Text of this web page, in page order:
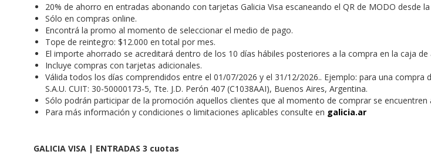
20% de ahorro en entradas abonando con tarjetas Galicia Visa escaneando el QR de MODO desde
Sólo en compras online.
Encontrá la promo al momento de seleccionar el medio de pago.
Tope de reintegro: $12.000 en total por mes.
El importe ahorrado se acreditará dentro de los 10 días hábiles posteriores a la compra en la caja
Incluye compras con tarjetas adicionales.
Válida todos los días comprendidos entre el 01/07/2026 y el 31/12/2026.. Ejemplo: para una
S.A.U. CUIT: 30-50000173-5, Tte. J.D. Perón 407 (C1038AAI), Buenos Aires, Argentina.
Sólo podrán participar de la promoción aquellos clientes que al momento de comprar se encuentren
Para más información y condiciones o limitaciones aplicables consulte en galicia.ar
GALICIA VISA | ENTRADAS 3 cuotas